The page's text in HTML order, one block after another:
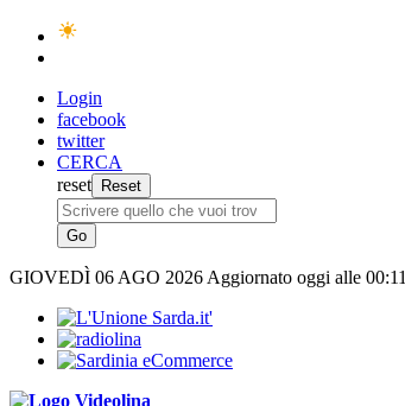
Login
facebook
twitter
CERCA
reset
GIOVEDÌ 06 AGO 2026 Aggiornato oggi alle 00:11